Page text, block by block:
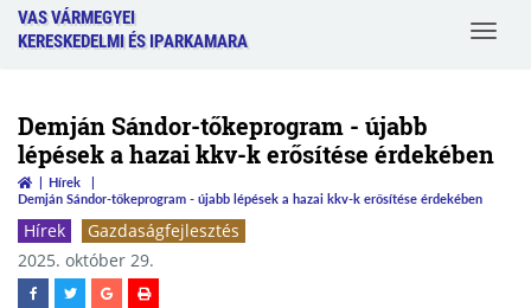
VAS VÁRMEGYEI
KERESKEDELMI ÉS IPARKAMARA
Toggle
Demján Sándor-tőkeprogram - újabb
lépések a hazai kkv-k erősítése érdekében
Hírek
Demján Sándor-tőkeprogram - újabb lépések a hazai kkv-k erősítése érdekében
Hírek
Gazdaságfejlesztés
2025. október 29.